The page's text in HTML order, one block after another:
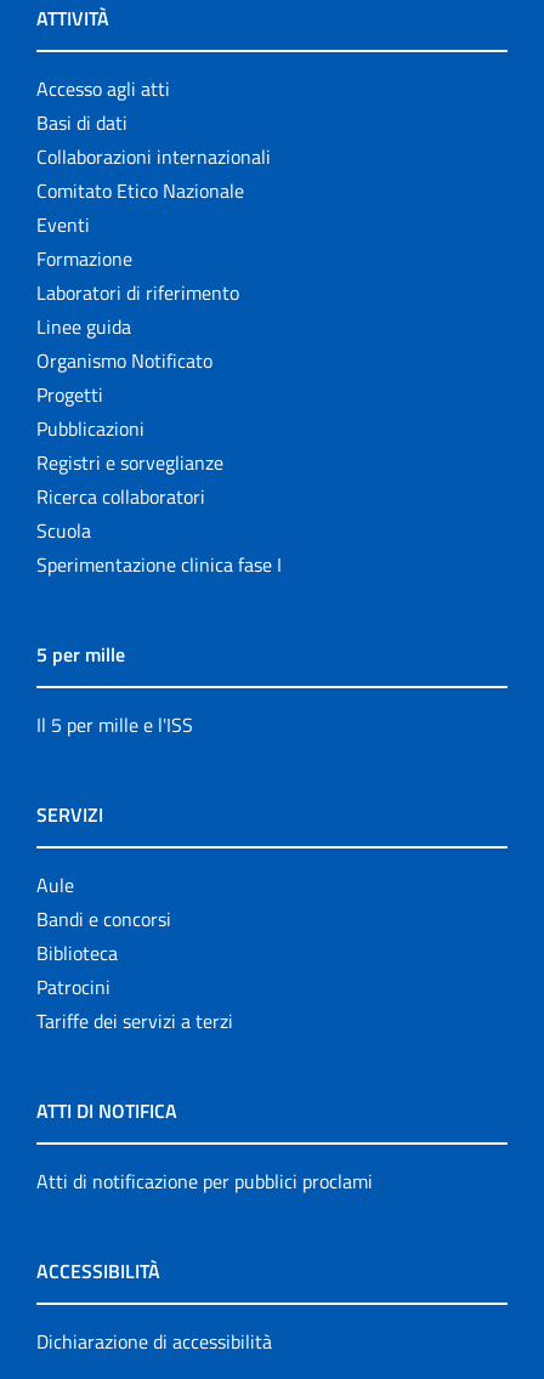
ATTIVITÀ
Accesso agli atti
Basi di dati
Collaborazioni internazionali
Comitato Etico Nazionale
Eventi
Formazione
Laboratori di riferimento
Linee guida
Organismo Notificato
Progetti
Pubblicazioni
Registri e sorveglianze
Ricerca collaboratori
Scuola
Sperimentazione clinica fase I
5 per mille
Il 5 per mille e l'ISS
SERVIZI
Aule
Bandi e concorsi
Biblioteca
Patrocini
Tariffe dei servizi a terzi
ATTI DI NOTIFICA
Atti di notificazione per pubblici proclami
ACCESSIBILITÀ
Dichiarazione di accessibilità